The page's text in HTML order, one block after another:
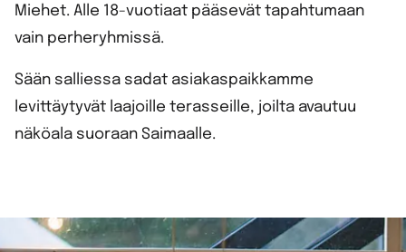
Miehet. Alle 18-vuotiaat pääsevät tapahtumaan
vain perheryhmissä.
Sään salliessa sadat asiakaspaikkamme
levittäytyvät laajoille terasseille, joilta avautuu
näköala suoraan Saimaalle.